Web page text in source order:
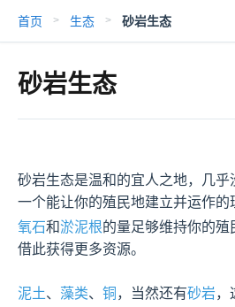
首页 > 生态 > 砂岩生态
砂岩生态
砂岩生态是温和的宜人之地，几乎
一个能让你的殖民地建立并运作的
氧石和淤泥根的量足够维持你的殖
借此获得更多资源。
泥土、 藻类、 铜 ，当然还有砂岩，